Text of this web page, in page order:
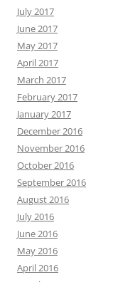
July 2017
June 2017
May 2017
April 2017
March 2017
February 2017
January 2017
December 2016
November 2016
October 2016
September 2016
August 2016
July 2016
June 2016
May 2016
April 2016